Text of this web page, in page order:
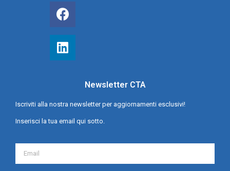
Newsletter CTA
Iscriviti alla nostra newsletter per aggiornamenti esclusivi!
Inserisci la tua email qui sotto.